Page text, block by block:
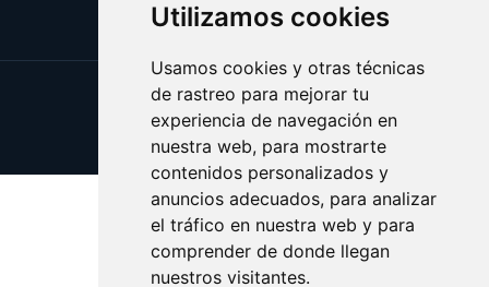
Utilizamos cookies
Usamos cookies y otras técnicas
de rastreo para mejorar tu
experiencia de navegación en
nuestra web, para mostrarte
contenidos personalizados y
anuncios adecuados, para analizar
el tráfico en nuestra web y para
comprender de donde llegan
nuestros visitantes.
Update cookies preferences
Copyright © 2025 pitas.es